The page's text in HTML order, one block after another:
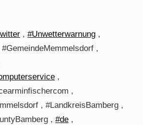
, #Unwetterwarnung ,
#GemeindeMemmelsdorf ,
,
,
, #LandkreisBamberg ,
, #de ,